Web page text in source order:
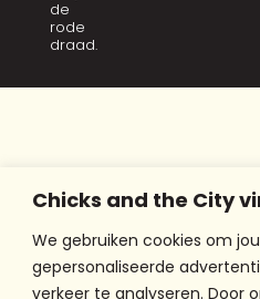
Chicks and the City
We gebruiken cookies om
gepersonaliseerde
verkeer te analyseren. Door
de
rode
draad.